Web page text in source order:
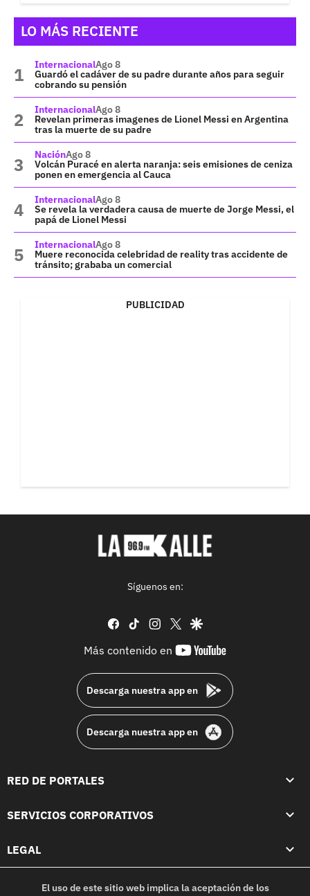
LO MÁS RECIENTE
InternacionalAgo 8
Guardó el cadáver de su padre durante años para seguir
cobrando su pensión
InternacionalAgo 8
Revelan primeras imagenes de Lionel Messi en Argentina
tras la muerte de su padre
NaciónAgo 8
Volcán Puracé en alerta naranja: seis emisiones de ceniza
ponen en emergencia al Cauca
InternacionalAgo 8
Se revela la verdadera causa de muerte de Jorge Messi, el
papá de Lionel Messi
InternacionalAgo 8
Muere reconocida celebridad de reality tras accidente de
tránsito; grababa un comercial
PUBLICIDAD
Síguenos en:
facebook
tiktok instagram
twittergoogle
Más contenido en
youtube-
Descarga nuestra app en
Descarga nuestra app en
RED DE PORTALES
SERVICIOS CORPORATIVOS
LEGAL
El uso de este sitio web implica la aceptación de los